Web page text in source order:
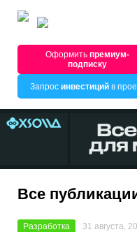
Оформитьпремиум-
подписку
Запрос инвестицийв
Все
Разработка 31 августа,